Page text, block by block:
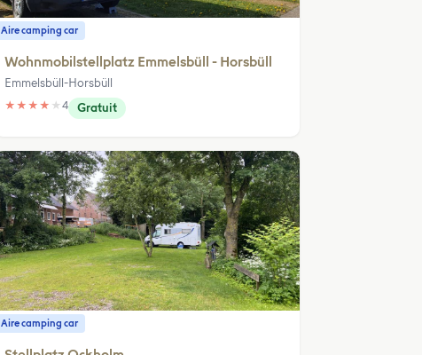
Aire camping car
Wohnmobilstellplatz Emmelsbüll - Horsbüll
Emmelsbüll-Horsbüll
★ ★ ★ ★ ★ 4 Gratuit
Aire camping car